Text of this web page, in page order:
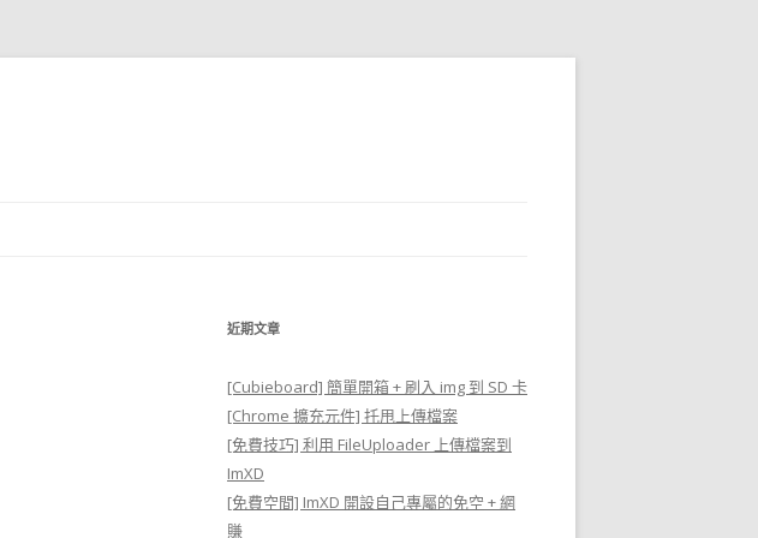
近期文章
[Cubieboard] 簡單開箱 + 刷入 img 到 SD 卡
[Chrome 擴充元件] 托甩上傳檔案
[免費技巧] 利用 FileUploader 上傳檔案到
ImXD
[免費空間] ImXD 開設自己專屬的免空 + 網
賺